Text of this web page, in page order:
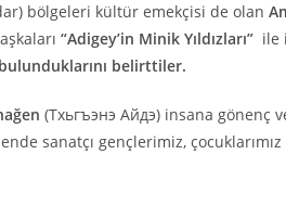
bölgeleri kültür emekçisi de olan
“Adigey’in Minik Yıldızları” ile
belirttiler.
(Тхьгъэнэ Айдэ) insana gönenç
sanatçı gençlerimiz,